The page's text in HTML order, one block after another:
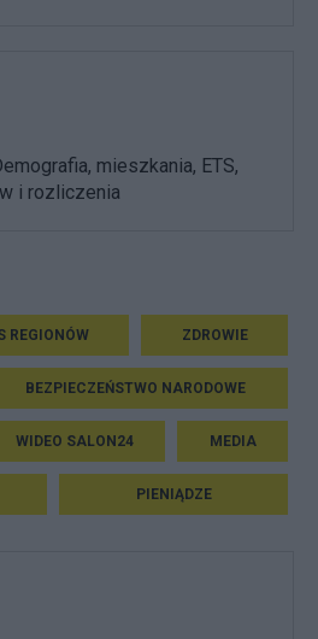
mieszkania, ETS,
i rozliczenia
REGIONÓW ZDROWIE
BEZPIECZEŃSTWO NARODOWE
WIDEO SALON24 MEDIA
PIENIĄDZE